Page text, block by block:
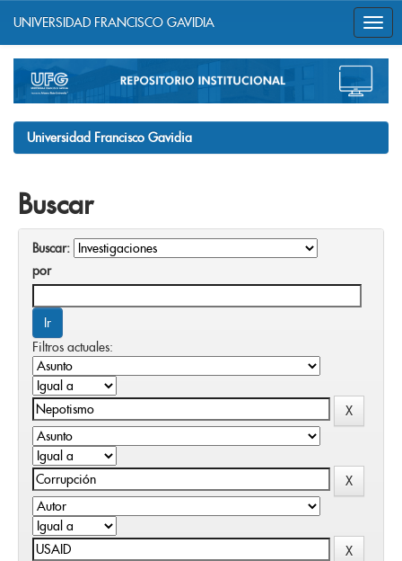
navigation
UNIVERSIDAD FRANCISCO GAVIDIA
Universidad Francisco Gavidia
Buscar
Buscar:
por
Filtros actuales: